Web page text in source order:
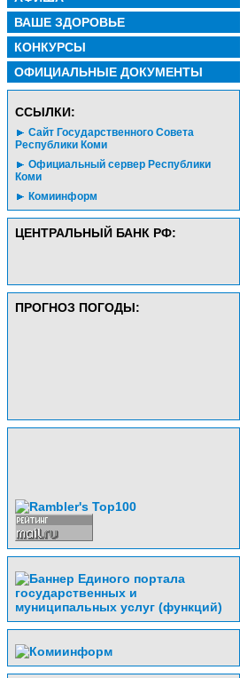
ВАШЕ ЗДОРОВЬЕ
КОНКУРСЫ
ОФИЦИАЛЬНЫЕ ДОКУМЕНТЫ
CСЫЛКИ:
Сайт Государственного Совета
Республики Коми
Официальный сервер Республики
Коми
Комиинформ
ЦЕНТРАЛЬНЫЙ БАНК РФ:
ПРОГНОЗ ПОГОДЫ: